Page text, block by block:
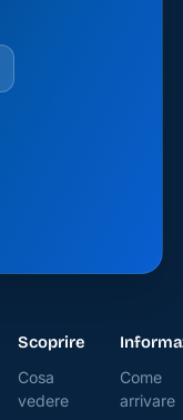
Scoprire
Cosa
vedere
Come
arrivare